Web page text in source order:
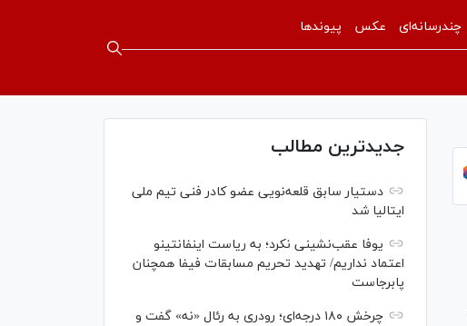
چندرسانه‌ای عکس پیوندها
جدیدترین مطالب
دستیار سابق قلعه‌نویی عضو کادر فنی تیم ملی
ایتالیا شد
یوفا عقب‌نشینی نکرد؛ به ریاست اینفانتینو
اعتماد نداریم/ تهدید تحریم مسابقات فیفا همچنان
پابرجاست
چرخش ۱۸۰ درجه‌ای؛ رودری به رئال «نه» گفت و